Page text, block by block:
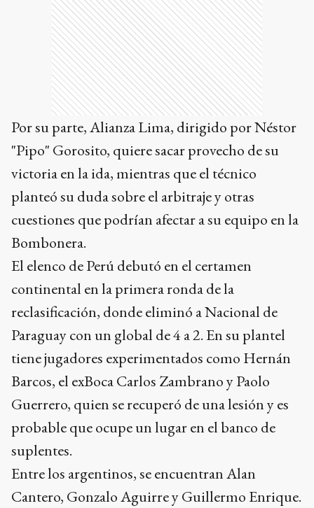
Por su parte, Alianza Lima, dirigido por Néstor
"Pipo" Gorosito, quiere sacar provecho de su
victoria en la ida, mientras que el técnico
planteó su duda sobre el arbitraje y otras
cuestiones que podrían afectar a su equipo en la
Bombonera.
El elenco de Perú debutó en el certamen
continental en la primera ronda de la
reclasificación, donde eliminó a Nacional de
Paraguay con un global de 4 a 2. En su plantel
tiene jugadores experimentados como Hernán
Barcos, el exBoca Carlos Zambrano y Paolo
Guerrero, quien se recuperó de una lesión y es
probable que ocupe un lugar en el banco de
suplentes.
Entre los argentinos, se encuentran Alan
Cantero, Gonzalo Aguirre y Guillermo Enrique.